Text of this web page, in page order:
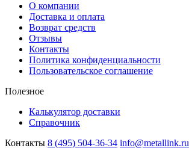
О компании
Доставка и оплата
Возврат средств
Отзывы
Контакты
Политика конфиденциальности
Пользовательское соглашение
Полезное
Калькулятор доставки
Справочник
Контакты 8 (495) 504-36-34 info@metallink.ru